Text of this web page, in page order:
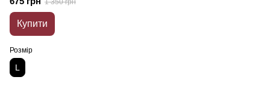
1 350 грн
Купити
Розмір
L